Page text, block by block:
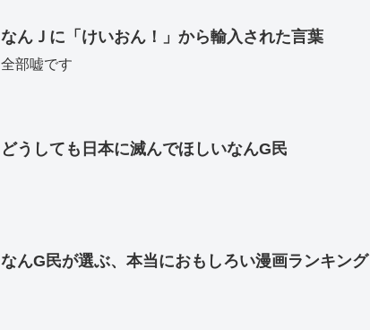
なんＪに「けいおん！」から輸入された言葉
全部嘘です
どうしても日本に滅んでほしいなんG民
なんG民が選ぶ、本当におもしろい漫画ランキング